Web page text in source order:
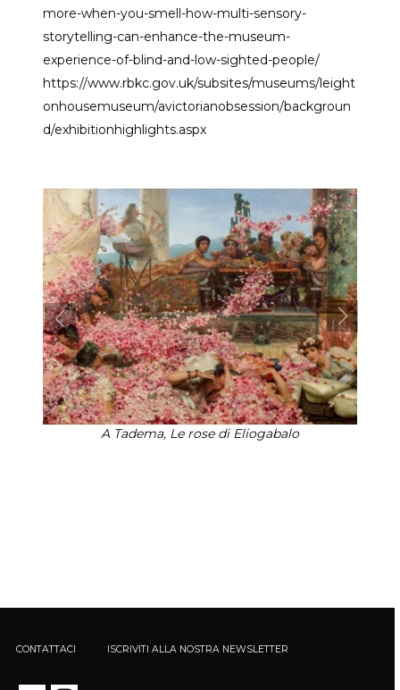
more-when-you-smell-how-multi-sensory-
storytelling-can-enhance-the-museum-
experience-of-blind-and-low-sighted-people/
https://www.rbkc.gov.uk/subsites/museums/leight
onhousemuseum/avictorianobsession/backgroun
d/exhibitionhighlights.aspx
A Tadema, Le rose di Eliogabalo
CONTATTACI ISCRIVITI ALLA NOSTRA NEWSLETTER